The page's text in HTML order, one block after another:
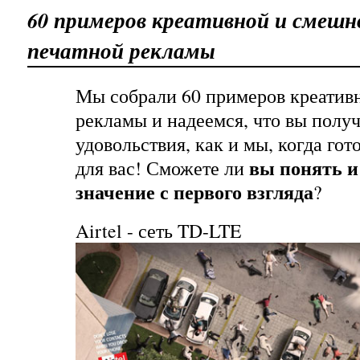
60 примеров креативной и
печатной рекламы
Мы собрали 60 примеров
рекламы и надеемся, что вы
удовольствия, как и мы, когда
для вас! Сможете ливы понять
значение с первого взгляда?
Airtel - сеть TD-LTE